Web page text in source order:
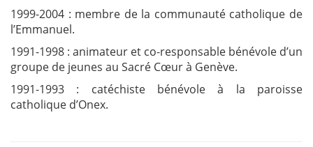
1999-2004 : membre de la communauté catholique de
l’Emmanuel.
1991-1998 : animateur et co-responsable bénévole d’un
groupe de jeunes au Sacré Cœur à Genève.
1991-1993 : catéchiste bénévole à la paroisse
catholique d’Onex.